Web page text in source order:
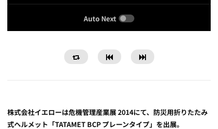
Auto Next
株式会社イエローは危機管理産業展 2014にて、防災用折りたたみ
式ヘルメット「TATAMET BCP プレーンタイプ」を出展。